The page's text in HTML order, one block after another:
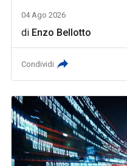
04 Ago 2026
di Enzo Bellotto
Condividi